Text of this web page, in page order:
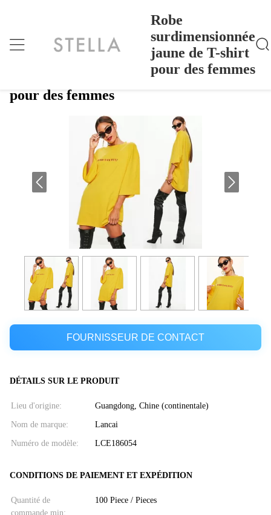
Robe
surdimensionnée
jaune de T-shirt
pour des femmes
Accueil Products >
Robe Surdimensionnée Jaune De T-Shirt Pour Des Fe
Robe surdimensionnée jaune de T-shirt
pour des femmes
FOURNISSEUR DE CONTACT
DÉTAILS SUR LE PRODUIT
Lieu d'origine: Guangdong, Chine (continentale)
Nom de marque: Lancai
Numéro de modèle: LCE186054
CONDITIONS DE PAIEMENT ET EXPÉDITION
Quantité de
commande min:
100 Piece / Pieces